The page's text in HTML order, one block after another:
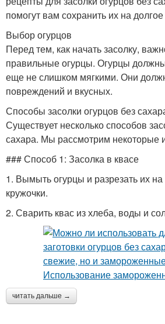
помогут вам сохранить их на
Выбор огурцов
Перед тем, как начать засолку,
правильные огурцы. Огурцы
еще не слишком мягкими. Они
повреждений и вкусных.
Способы засолки огурцов без
Существует несколько способов
сахара. Мы рассмотрим некоторые
### Способ 1: Засолка в квасе
1. Вымыть огурцы и разрезать их
кружочки.
2. Сварить квас из хлеба, воды и
читать дальше →